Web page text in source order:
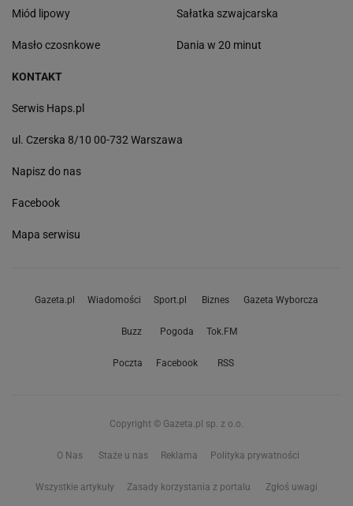
Miód lipowy
Masło czosnkowe
Sałatka szwajcarska
Dania w 20 minut
KONTAKT
Serwis Haps.pl
ul. Czerska 8/10 00-732 Warszawa
Napisz do nas
Facebook
Mapa serwisu
Gazeta.pl Wiadomości Sport.pl Biznes Gazeta Wyborcza
Buzz Pogoda Tok.FM
Poczta Facebook RSS
Copyright © Gazeta.pl sp. z o.o.
O Nas Staże u nas Reklama Polityka prywatności
Wszystkie artykuły Zasady korzystania z portalu Zgłoś uwagi